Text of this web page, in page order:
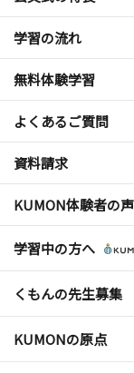
学習の流れ
無料体験学習
よくあるご質問
資料請求
KUMON体験者の声
学習中の方へ
くもんの先生募集
KUMONの原点